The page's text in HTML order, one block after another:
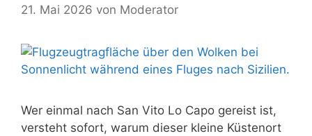
21. Mai 2026 von Moderator
Wer einmal nach San Vito Lo Capo gereist ist,
versteht sofort, warum dieser kleine Küstenort